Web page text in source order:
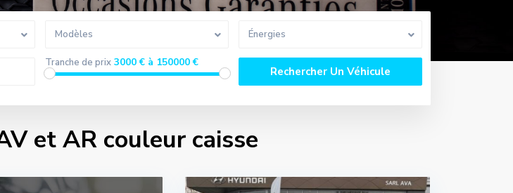
Modèles Énergies
Tranche de prix 3000 € à 150000 €
et AR couleur caisse